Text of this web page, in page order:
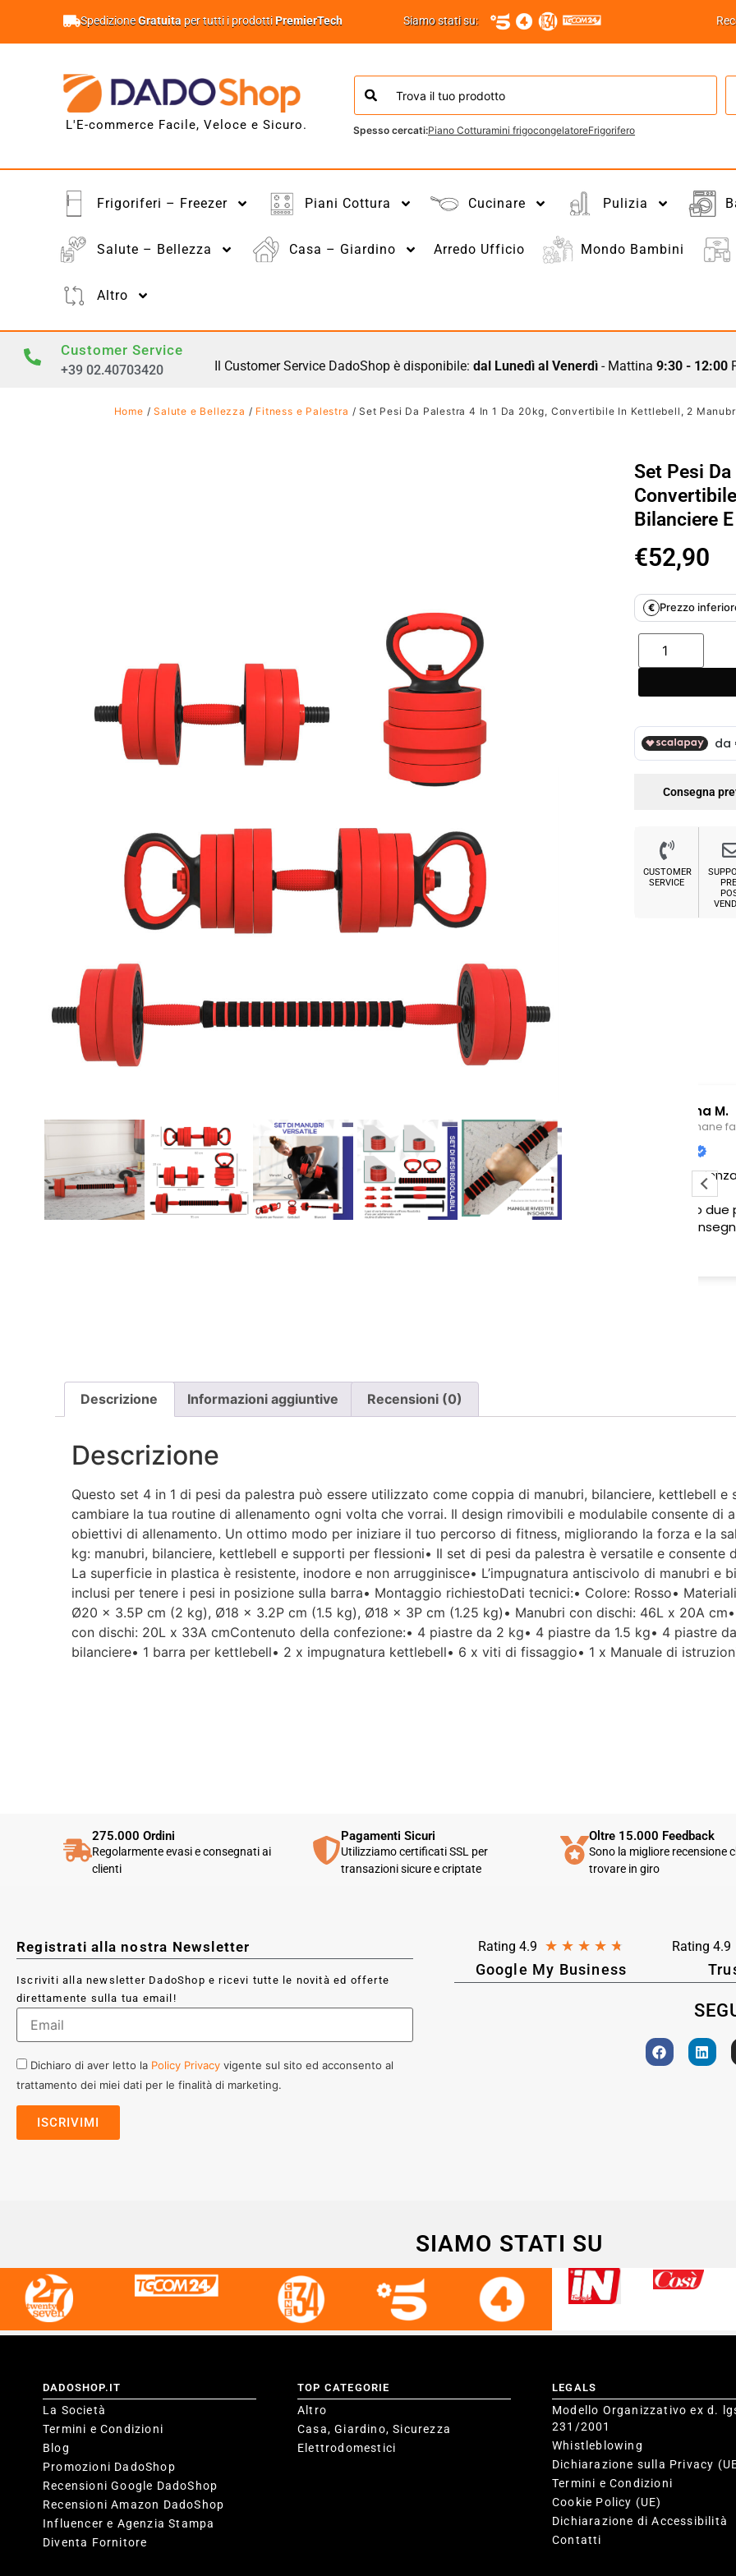
SpedizioneGratuita per tutti i prodottiPremierTech Siamo stati su:
L'E-commerce Facile, Veloce e Sicuro. Spesso cercati:Piano Cotturamini frigocongelatoreFrigorifero
Frigoriferi – Freezer Piani Cottura Cucinare Pulizia
Salute – Bellezza Casa – Giardino Arredo Ufficio Mondo Bambini
Altro
Customer Service
+39 02.40703420 Il Customer Service DadoShop è disponibile: dal Lunedì al Venerdì- Mattina 9:30 - 12:00
Home /Salute e Bellezza / Fitness e Palestra / Set Pesi Da Palestra 4 In 1 Da 20kg, Convertibile In Kettlebell, 2
Set Pesi
Bilanciere
€52,90
€ Prezzo
Consegna
CUSTOMER
SERVICE
2 settimane fa
Pessima esperienza.
Ho acquistato due poltrone, ma
stato comunicato che erano in
corriere. Da allora nessun
Per un'azienda che vende
esclusivamente online, mi
aspettavo un servizio clienti molto
più efficiente. L'assistenza è
disponibile solo in fasce orarie
molto limitate e, nel mio caso, la
gestione del post-vendita è stata
lenta e poco rassicurante.
Un errore nella spedizione può
Descrizione Informazioni aggiuntive Recensioni (0)
Descrizione
Questo set 4 in 1 di pesi da palestra può essere utilizzato come coppia di manubri, bilanciere, kettlebell
cambiare la tua routine di allenamento ogni volta che vorrai. Il design rimovibili e modulabile consente di
obiettivi di allenamento. Un ottimo modo per iniziare il tuo percorso di fitness, migliorando la forza e la
kg: manubri, bilanciere, kettlebell e supporti per flessioni• Il set di pesi da palestra è versatile e consente
La superficie in plastica è resistente, inodore e non arrugginisce• L’impugnatura antiscivolo di manubri e
inclusi per tenere i pesi in posizione sulla barra• Montaggio richiestoDati tecnici:• Colore: Rosso•
Ø20 x 3.5P cm (2 kg), Ø18 x 3.2P cm (1.5 kg), Ø18 x 3P cm (1.25 kg)• Manubri con dischi: 46L x 20A
con dischi: 20L x 33A cmContenuto della confezione:• 4 piastre da 2 kg• 4 piastre da 1.5 kg• 4 piastre
bilanciere• 1 barra per kettlebell• 2 x impugnatura kettlebell• 6 x viti di fissaggio• 1 x Manuale di
275.000 Ordini
Regolarmente evasi e consegnati ai
clienti
Pagamenti Sicuri
Utilizziamo certificati SSL per
transazioni sicure e criptate
Oltre 15.000 Feedback
Sono la migliore recensione
trovare in giro
Registrati alla nostra Newsletter
Iscriviti alla newsletter DadoShop e ricevi tutte le novità ed offerte
direttamente sulla tua email!
Dichiaro di aver letto la Policy Privacy vigente sul sito ed acconsento al
trattamento dei miei dati per le finalità di marketing.
Rating 4.9 ★ ★ ★ ★ ★
Google My Business
Rating 4.9
SIAMO STATI SU
DADOSHOP.IT
La Società
Termini e Condizioni
Blog
Promozioni DadoShop
Recensioni Google DadoShop
Recensioni Amazon DadoShop
Influencer e Agenzia Stampa
Diventa Fornitore
TOP CATEGORIE
Altro
Casa, Giardino, Sicurezza
Elettrodomestici
LEGALS
Modello Organizzativo ex d.
231/2001
Whistleblowing
Dichiarazione sulla Privacy
Termini e Condizioni
Cookie Policy (UE)
Dichiarazione di Accessibilità
Contatti